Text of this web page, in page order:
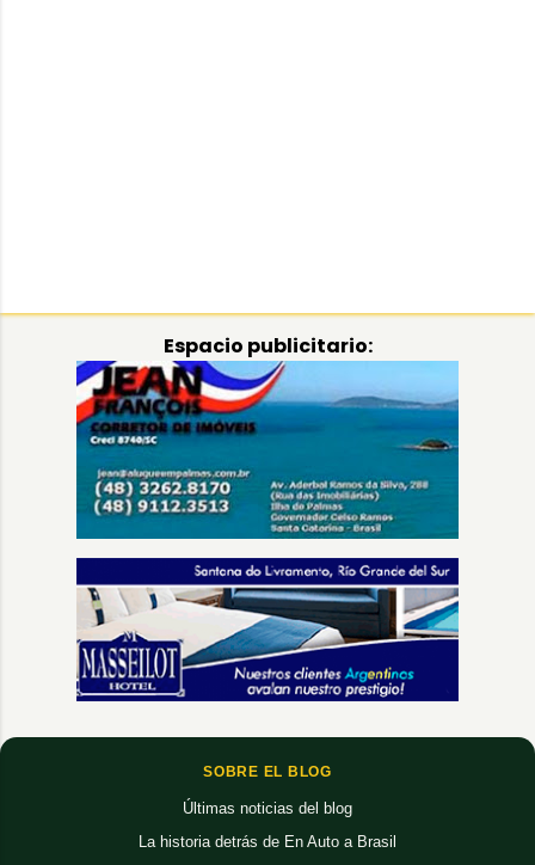
Espacio publicitario:
SOBRE EL BLOG
Últimas noticias del blog
La historia detrás de En Auto a Brasil